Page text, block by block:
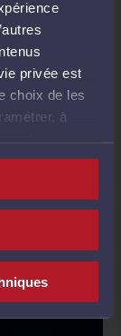
privée est
choix de les
à
Visionner